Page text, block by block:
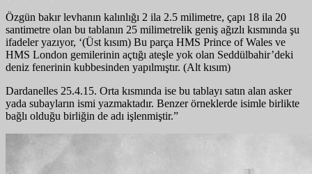
Özgün bakır levhanın kalınlığı 2 ila 2.5 milimetre, çapı 18 ila 20
santimetre olan bu tablanın 25 milimetrelik geniş ağızlı kısmında şu
ifadeler yazıyor, ‘(Üst kısım) Bu parça HMS Prince of Wales ve
HMS London gemilerinin açtığı ateşle yok olan Seddülbahir’deki
deniz fenerinin kubbesinden yapılmıştır. (Alt kısım)
Dardanelles 25.4.15. Orta kısmında ise bu tablayı satın alan asker
yada subayların ismi yazmaktadır. Benzer örneklerde isimle birlikte
bağlı olduğu birliğin de adı işlenmiştir.”